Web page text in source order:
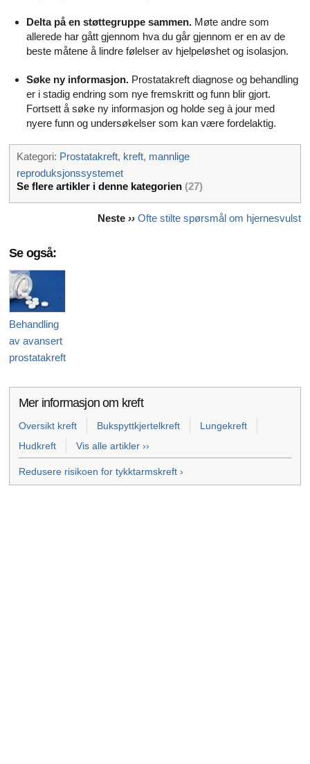
Delta på en støttegruppe sammen. Møte andre som
allerede har gått gjennom hva du går gjennom er en av de
beste måtene å lindre følelser av hjelpeløshet og isolasjon.
Søke ny informasjon. Prostatakreft diagnose og behandling
er i stadig endring som nye fremskritt og funn blir gjort.
Fortsett å søke ny informasjon og holde seg à jour med
nyere funn og undersøkelser som kan være fordelaktig.
Kategori: Prostatakreft, kreft, mannlige
reproduksjonssystemet
Se flere artikler i denne kategorien (27)
Neste ›› Ofte stilte spørsmål om hjernesvulst
Se også:
Behandling
av avansert
prostatakreft
Mer informasjon om kreft
Oversikt kreft Bukspyttkjertelkreft
Lungekreft
Hudkreft
Vis alle artikler ››
Redusere risikoen for tykktarmskreft ›